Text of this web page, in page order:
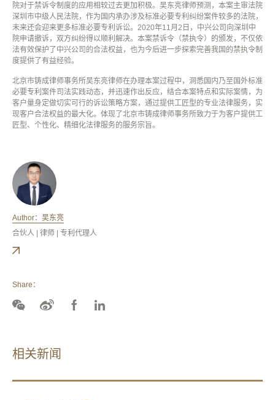
院对于禁诉令制度的应用相较过去更加积极。吴东亮律师预测，本案主审法院
深圳市中级人民法院，作为国内承办涉及标准必要专利纠纷案件较多的法院，
未来还会迎来更多标准必要专利诉讼。2020年11月2日，中兴公司向深圳中
院申请撤诉，双方纠纷得以顺利解决。本案禁诉令（禁执令）的颁发，不仅依
法有效保护了中兴公司的合法权益，也为今后进一步探索完善我国的禁执令制
度提供了有益经验。
北京市铸成律师事务所吴东亮律师在办理本案过程中，洞悉国内乃至国外标准
必要专利案件司法实践动态，并迅速作出反应，结合本案特点和实际案情，为
客户量身定做切实可行的诉讼策略方案，通过提供工匠型的专业法律服务，实
现客户合法权益的最大化。体现了北京市铸成律师事务所致力于为客户提供工
匠型、个性化、精细化法律服务的服务宗旨。
Author：吴东亮
合伙人 | 律师 | 专利代理人
Share：
相关新闻